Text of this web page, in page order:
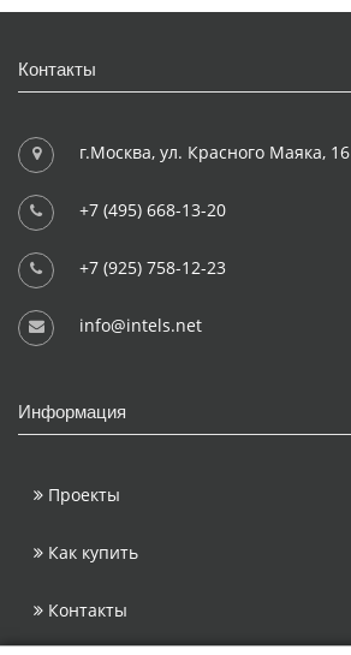
Контакты
г.Москва, ул. Красного Маяка, 16
+7 (495) 668-13-20
+7 (925) 758-12-23
info@intels.net
Информация
Проекты
Как купить
Контакты